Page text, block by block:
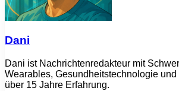
Dani
Dani ist Nachrichtenredakteur mit
Wearables, Gesundheitstechnologie und
über 15 Jahre Erfahrung.